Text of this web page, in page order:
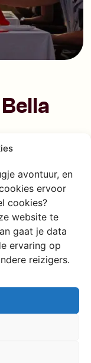
avontuur, en
ervoor
cookies?
website te
gaat je data
ervaring op
reizigers.
door Prudence
voor wijn
zoon. Prudence
passievrucht,
ontdekte ze
azijn en een
ananas.
waarbij
druiven
van een